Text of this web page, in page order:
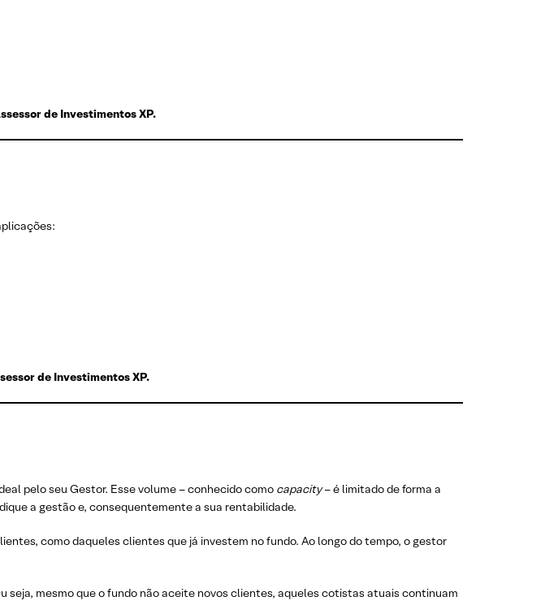
de Investimentos XP.
de Investimentos XP.
pelo seu Gestor. Esse volume – conhecido como capacity– é limitado de forma a
a gestão e, consequentemente a sua rentabilidade.
como daqueles clientes que já investem no fundo. Ao longo do tempo, o gestor
mesmo que o fundo não aceite novos clientes, aqueles cotistas atuais continuam